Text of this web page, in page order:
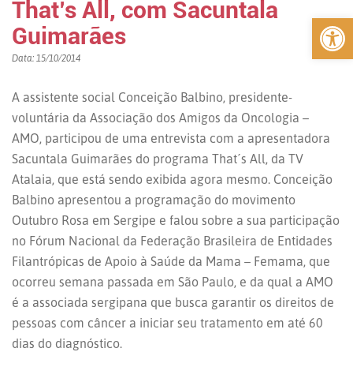
Abrir
That’s All, com Sacuntala
Guimarães
Data: 15/10/2014
A assistente social Conceição Balbino, presidente-
voluntária da Associação dos Amigos da Oncologia –
AMO, participou de uma entrevista com a apresentadora
Sacuntala Guimarães do programa That´s All, da TV
Atalaia, que está sendo exibida agora mesmo. Conceição
Balbino apresentou a programação do movimento
Outubro Rosa em Sergipe e falou sobre a sua participação
no Fórum Nacional da Federação Brasileira de Entidades
Filantrópicas de Apoio à Saúde da Mama – Femama, que
ocorreu semana passada em São Paulo, e da qual a AMO
é a associada sergipana que busca garantir os direitos de
pessoas com câncer a iniciar seu tratamento em até 60
dias do diagnóstico.